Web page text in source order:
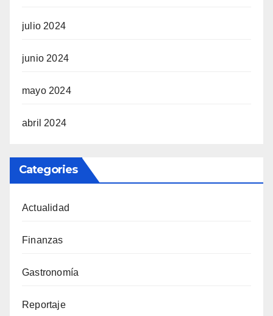
julio 2024
junio 2024
mayo 2024
abril 2024
Categories
Actualidad
Finanzas
Gastronomía
Reportaje